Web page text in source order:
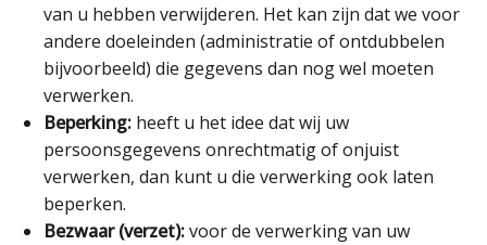
van u hebben verwijderen. Het kan zijn dat we voor
andere doeleinden (administratie of ontdubbelen
bijvoorbeeld) die gegevens dan nog wel moeten
verwerken.
Beperking: heeft u het idee dat wij uw
persoonsgegevens onrechtmatig of onjuist
verwerken, dan kunt u die verwerking ook laten
beperken.
Bezwaar (verzet):voor de verwerking van uw